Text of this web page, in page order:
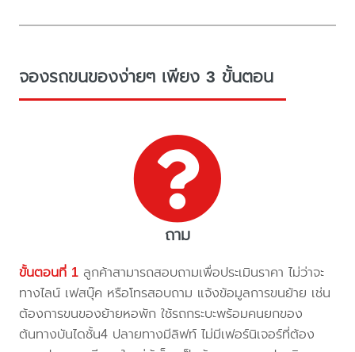
จองรถขนของง่ายๆ เพียง 3 ขั้นตอน
ถาม
ขั้นตอนที่ 1 ลูกค้าสามารถสอบถามเพื่อประเมินราคา ไม่ว่าจะ
ทางไลน์ เฟสบุ๊ค หรือโทรสอบถาม แจ้งข้อมูลการขนย้าย เช่น
ต้องการขนของย้ายหอพัก ใช้รถกระบะพร้อมคนยกของ
ต้นทางบันไดชั้น4 ปลายทางมีลิฟท์ ไม่มีเฟอร์นิเจอร์ที่ต้อง